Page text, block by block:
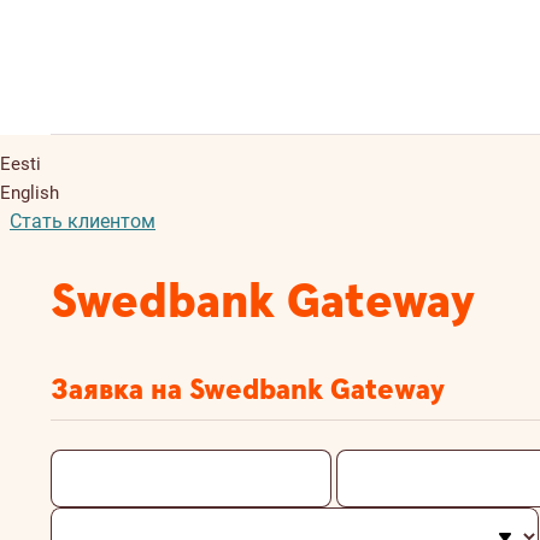
Eesti
English
Стать клиентом
Swedbank Gateway
Заявка на Swedbank Gateway